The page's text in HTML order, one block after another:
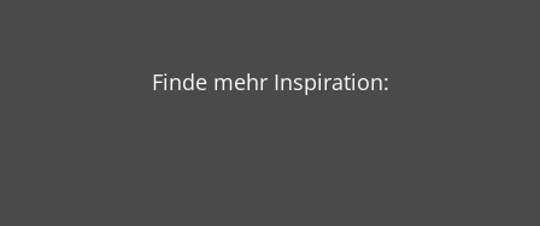
Finde mehr Inspiration: